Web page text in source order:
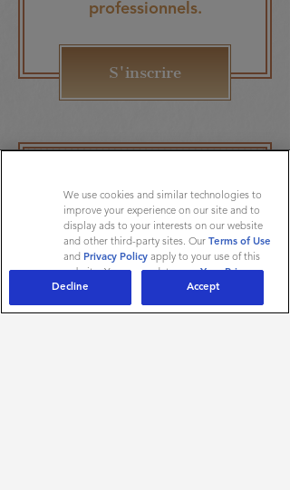
professionnels.
S'inscrire
Accès membre
Si vous venez de vous inscrire, vous
We use cookies and similar technologies to
improve your experience on our site and to
display ads to your interests on our website
and other third-party sites. Our Terms of Use
and Privacy Policy apply to your use of this
website. You can update yourYour Privacy
Rights
AdChoices
Decline Accept